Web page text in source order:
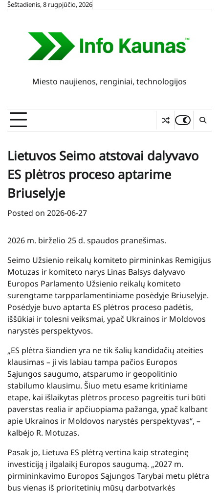
SkipŠeštadienis, 8 rugpjūčio, 2026
Miesto naujienos, renginiai, technologijos
Lietuvos Seimo atstovai dalyvavo
ES plėtros proceso aptarime
Briuselyje
Posted on 2026-06-27
2026 m. birželio 25 d. spaudos pranešimas.
Seimo Užsienio reikalų komiteto pirmininkas Remigijus
Motuzas ir komiteto narys Linas Balsys dalyvavo
Europos Parlamento Užsienio reikalų komiteto
surengtame tarpparlamentiniame posėdyje Briuselyje.
Posėdyje buvo aptarta ES plėtros proceso padėtis,
iššūkiai ir tolesni veiksmai, ypač Ukrainos ir Moldovos
narystės perspektyvos.
„ES plėtra šiandien yra ne tik šalių kandidačių ateities
klausimas – ji vis labiau tampa pačios Europos
Sąjungos saugumo, atsparumo ir geopolitinio
stabilumo klausimu. Šiuo metu esame kritiniame
etape, kai išlaikytas plėtros proceso pagreitis turi būti
paverstas realia ir apčiuopiama pažanga, ypač kalbant
apie Ukrainos ir Moldovos narystės perspektyvas“, –
kalbėjo R. Motuzas.
Pasak jo, Lietuva ES plėtrą vertina kaip strateginę
investiciją į ilgalaikį Europos saugumą. „2027 m.
pirmininkavimo Europos Sąjungos Tarybai metu plėtra
bus vienas iš prioritetinių mūsų darbotvarkės